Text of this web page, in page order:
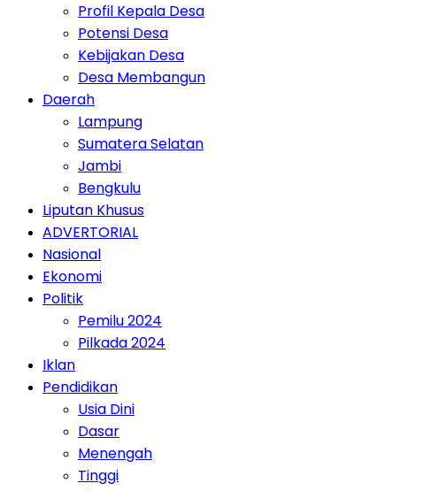
Profil Kepala Desa
Potensi Desa
Kebijakan Desa
Desa Membangun
Daerah
Lampung
Sumatera Selatan
Jambi
Bengkulu
Liputan Khusus
ADVERTORIAL
Nasional
Ekonomi
Politik
Pemilu 2024
Pilkada 2024
Iklan
Pendidikan
Usia Dini
Dasar
Menengah
Tinggi